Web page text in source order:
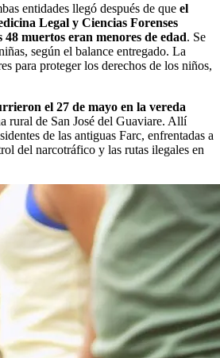
entidades llegó después de que el
Legal y Ciencias Forenses
muertos eran menores de edad. Se
según el balance entregado. La
para proteger los derechos de los niños,
el 27 de mayo en la vereda
rural de San José del Guaviare. Allí
de las antiguas Farc, enfrentadas a
del narcotráfico y las rutas ilegales en